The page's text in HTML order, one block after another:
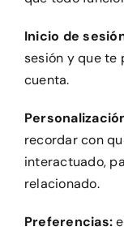
Inicio de
sesión y que te
cuenta.
recordar con
interactuado,
relacionado.
Preferencias: